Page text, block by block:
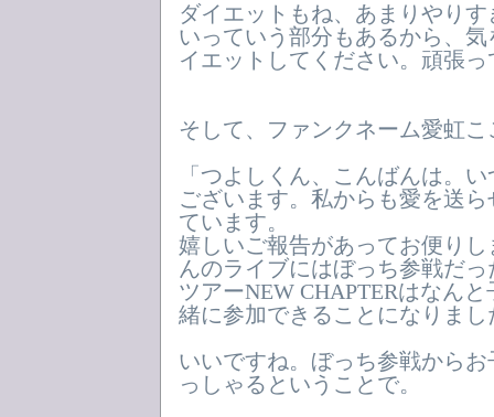
ダイエットもね、あまりやり
いっていう部分もあるから、
イエットしてください。頑張
そして、ファンクネーム愛虹
「つよしくん、こんばんは。
ございます。私からも愛を送
ています。
嬉しいご報告があってお便り
んのライブにはぼっち参戦だ
ツアーNEW CHAPTERはなん
緒に参加できることになりまし
いいですね。ぼっち参戦から
っしゃるということで。